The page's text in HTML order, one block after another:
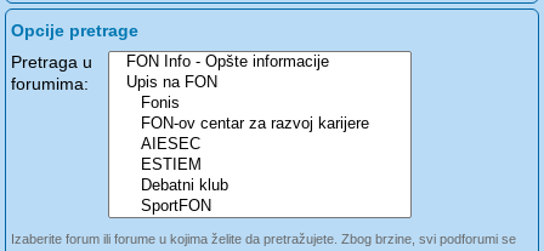
Opcije pretrage
Pretraga u
forumima:
Izaberite forum ili forume u kojima želite da pretražujete. Zbog brzine, svi podforumi se